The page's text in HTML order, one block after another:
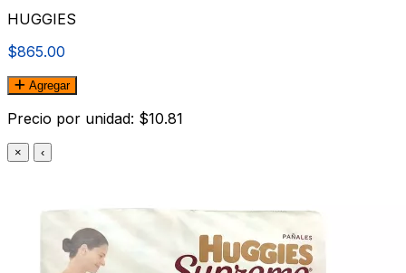
HUGGIES
$865.00
Agregar
Precio por unidad: $10.81
× ‹